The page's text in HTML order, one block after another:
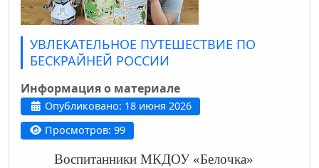
УВЛЕКАТЕЛЬНОЕ ПУТЕШЕСТВИЕ ПО
БЕСКРАЙНЕЙ РОССИИ
Информация о материале
Опубликовано: 18 июня 2026
Просмотров: 99
Воспитанники МКДОУ «Белочка»